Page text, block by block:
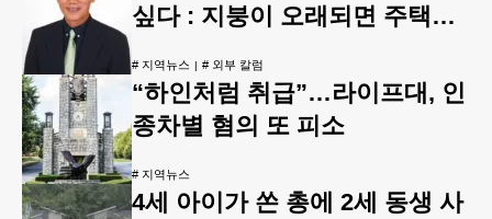
싶다 : 지붕이 오래되면 주택보
# 지역뉴스 # 외부 칼럼
“하인처럼 취급”…라이프대, 인
종차별 혐의 또 피소
# 지역뉴스
4세 아이가 쏜 총에 2세 동생 사